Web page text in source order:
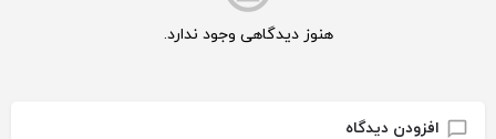
هنوز دیدگاهی وجود ندارد.
افزودن دیدگاه